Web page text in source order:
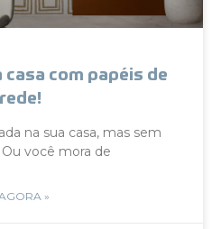
casa com papéis de
na sua casa, mas sem
você mora de
»